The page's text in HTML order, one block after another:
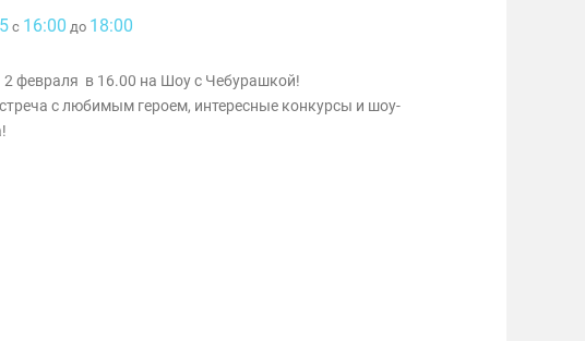
с 16:00 до 18:00
февраля в 16.00 на Шоу с Чебурашкой!
с любимым героем, интересные конкурсы и шоу-